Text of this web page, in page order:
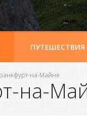
ПУТЕШЕСТВИЯ
на-Майне
на-